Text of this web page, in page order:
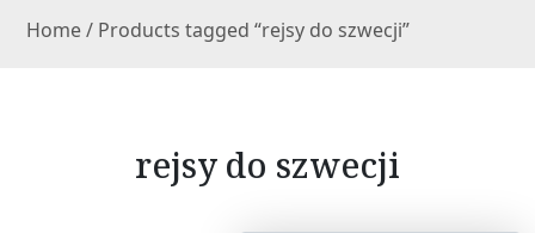
Home/ Products tagged “rejsy do szwecji”
rejsy do szwecji